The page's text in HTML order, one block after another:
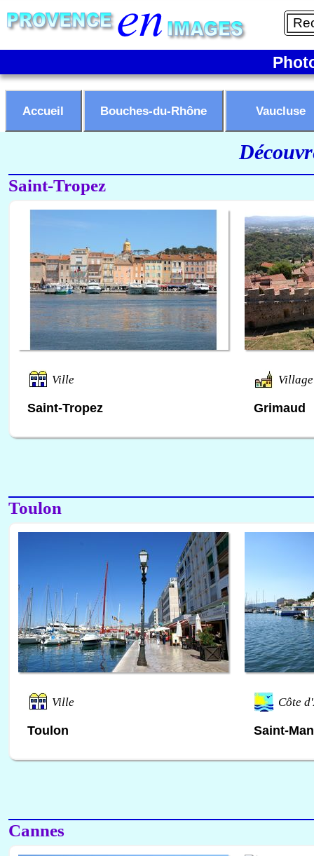
Accueil Bouches-du-Rhône Vaucluse
Saint-Tropez
Ville
Saint-Tropez
Village
Grimaud
Toulon
Ville
Toulon
Côte
Saint-
Cannes